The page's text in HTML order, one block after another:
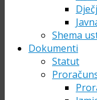
Shema
Dokumenti
Statut